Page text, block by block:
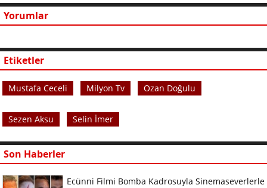
Yorumlar
Etiketler
Mustafa Ceceli Milyon Tv Ozan Doğulu
Sezen Aksu Selin İmer
Son Haberler
Ecünni Filmi Bomba Kadrosuyla Sinemaseverlerle